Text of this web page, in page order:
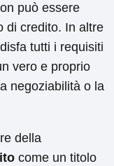
può essere
di credito. In altre
tutti i requisiti
vero e proprio
negoziabilità o la
della
come un titolo